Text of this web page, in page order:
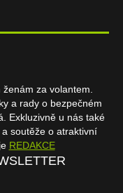
za volantem.
a rady o bezpečném
Exkluzivně u nás také
soutěže o atraktivní
REDAKCE